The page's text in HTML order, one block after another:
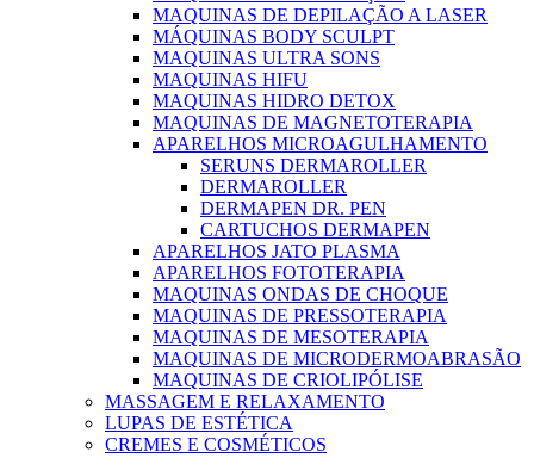
MAQUINAS DE DEPILAÇÃO A LASER
MÁQUINAS BODY SCULPT
MAQUINAS ULTRA SONS
MAQUINAS HIFU
MAQUINAS HIDRO DETOX
MAQUINAS DE MAGNETOTERAPIA
APARELHOS MICROAGULHAMENTO
SERUNS DERMAROLLER
DERMAROLLER
DERMAPEN DR. PEN
CARTUCHOS DERMAPEN
APARELHOS JATO PLASMA
APARELHOS FOTOTERAPIA
MAQUINAS ONDAS DE CHOQUE
MAQUINAS DE PRESSOTERAPIA
MAQUINAS DE MESOTERAPIA
MAQUINAS DE MICRODERMOABRASÃO
MAQUINAS DE CRIOLIPÓLISE
MASSAGEM E RELAXAMENTO
LUPAS DE ESTÉTICA
CREMES E COSMÉTICOS